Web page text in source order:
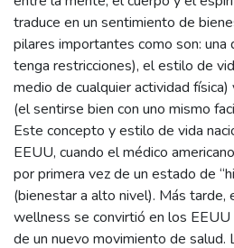
traduce en un sentimiento de
pilares importantes como son: una
tenga restricciones), el estilo de
medio de cualquier actividad
(el sentirse bien con uno mismo
Este concepto y estilo de vida
EEUU, cuando el médico
por primera vez de un estado de
(bienestar a alto nivel). Más tarde,
wellness se convirtió en los
de un nuevo movimiento de salud.